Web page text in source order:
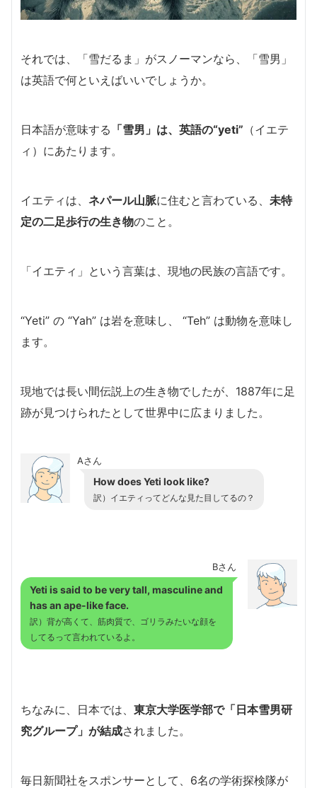
それでは、「雪だるま」がスノーマンなら、「雪男」
は英語で何といえばいいでしょうか。
日本語が意味する 「雪男」は、英語の“yeti” （イエテ
ィ）にあたります。
イエティは、 ネパール山脈に住むと言わている、 未特
定の二足歩行の生き物のこと。
「イエティ」という言葉は、現地の民族の言語です。
“Yeti” の “Yah” は岩を意味し、 “Teh” は動物を意味し
ます。
現地では長い間伝説上の生き物でしたが、1887年に足
跡が見つけられたとして世界中に広まりました。
Aさん
How does Yeti look like?
訳）イエティってどんな見た目してるの？
Bさん
Yeti is said to be very tall, masculine and
has an ape-like face.
訳）背が高くて、筋肉質で、ゴリラみたいな顔を
してるって言われているよ。
ちなみに、日本では、 東京大学医学部で「日本雪男研
究グループ」 が結成されました。
毎日新聞社をスポンサーとして、6名の学術探検隊が